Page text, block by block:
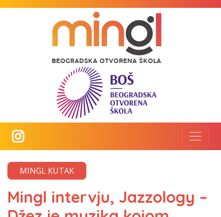
MINGL KUTAK
Mingl intervju, Jazzology –